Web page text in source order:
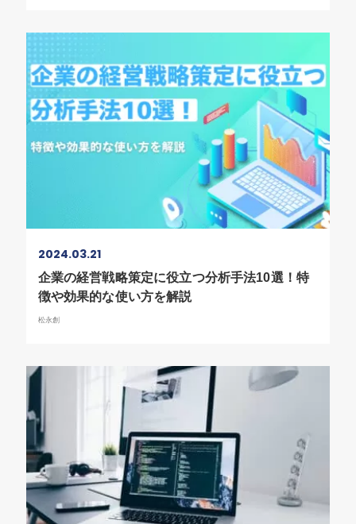
2024.03.21
企業の経営戦略策定に役立つ分析手法10選！特
徴や効果的な使い方を解説
松永創